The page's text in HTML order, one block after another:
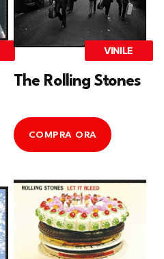
VINILE
The Rolling Stones
COMPRA ORA